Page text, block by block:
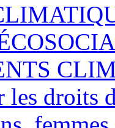
droits